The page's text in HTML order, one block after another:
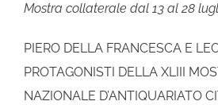
Mostra collaterale dal 13 al 28
PIERO DELLA FRANCESCA E
PROTAGONISTI DELLA XLIII
NAZIONALE D’ANTIQUARIATO